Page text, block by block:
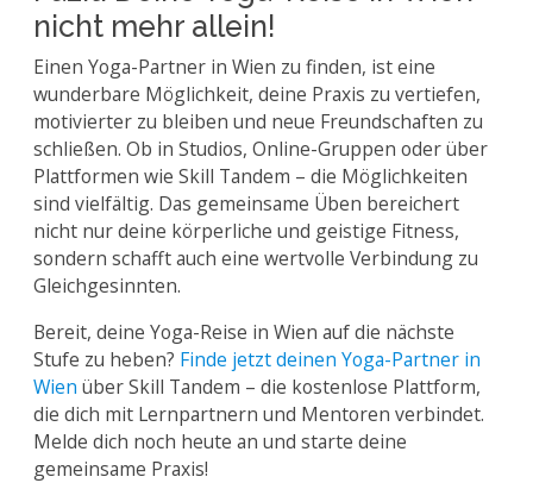
nicht mehr allein!
Einen Yoga-Partner in Wien zu finden, ist eine
wunderbare Möglichkeit, deine Praxis zu vertiefen,
motivierter zu bleiben und neue Freundschaften zu
schließen. Ob in Studios, Online-Gruppen oder über
Plattformen wie Skill Tandem – die Möglichkeiten
sind vielfältig. Das gemeinsame Üben bereichert
nicht nur deine körperliche und geistige Fitness,
sondern schafft auch eine wertvolle Verbindung zu
Gleichgesinnten.
Bereit, deine Yoga-Reise in Wien auf die nächste
Stufe zu heben? Finde jetzt deinen Yoga-Partner in
Wien über Skill Tandem – die kostenlose Plattform,
die dich mit Lernpartnern und Mentoren verbindet.
Melde dich noch heute an und starte deine
gemeinsame Praxis!